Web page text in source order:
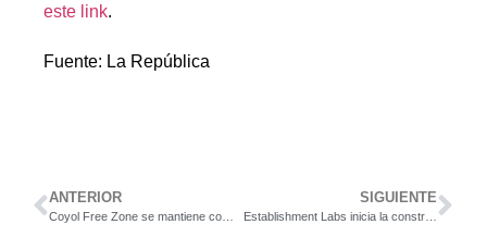
este link.
Fuente: La República
ANTERIOR SIGUIENTE
Establishment Labs inicia la construcción de su nuevo Campus de Innovación